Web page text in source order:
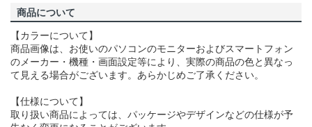
商品について
【カラーについて】
商品画像は、お使いのパソコンのモニターおよびスマートフォン
のメーカー・機種・画面設定等により、実際の商品の色と異なっ
て見える場合がございます。あらかじめご了承ください。
【仕様について】
取り扱い商品によっては、パッケージやデザインなどの仕様が予